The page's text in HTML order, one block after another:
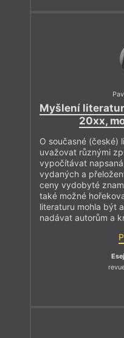
Myšlení
20xx,
O současné (české)
uvažovat různými
vypočítávat
vydaných a
ceny vydobyté
také možné
literaturu mohla být
nadávat autorům a